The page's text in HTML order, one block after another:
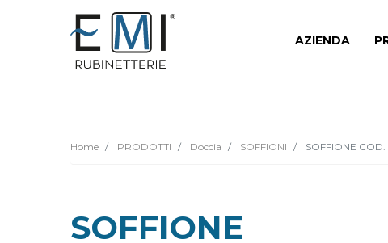
AZIENDA
Home PRODOTTI Doccia SOFFIONI SOFFIONE
SOFFIONE